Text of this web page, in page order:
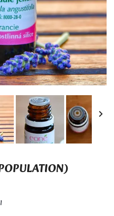
